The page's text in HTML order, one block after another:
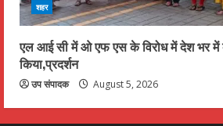
शहर
एल आई सी में ओ एफ एस के विरोध में देश भर में
किया,प्रदर्शन
उप संपादक August 5, 2026